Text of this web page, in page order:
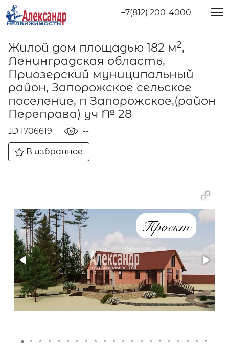
+7(812) 200-4000
Жилой дом площадью 182 м2,
Ленинградская область,
Приозерский муниципальный
район, Запорожское сельское
поселение, п Запорожское,(район
Переправа) уч № 28
ID 1706619 --
В избранное